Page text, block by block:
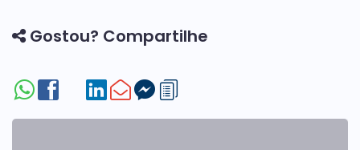
🔹 Piscina
🔹Mini mercado 24hrs.
Gostou? Compartilhe